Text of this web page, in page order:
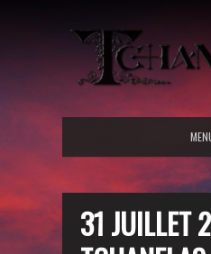
31 JUILLET